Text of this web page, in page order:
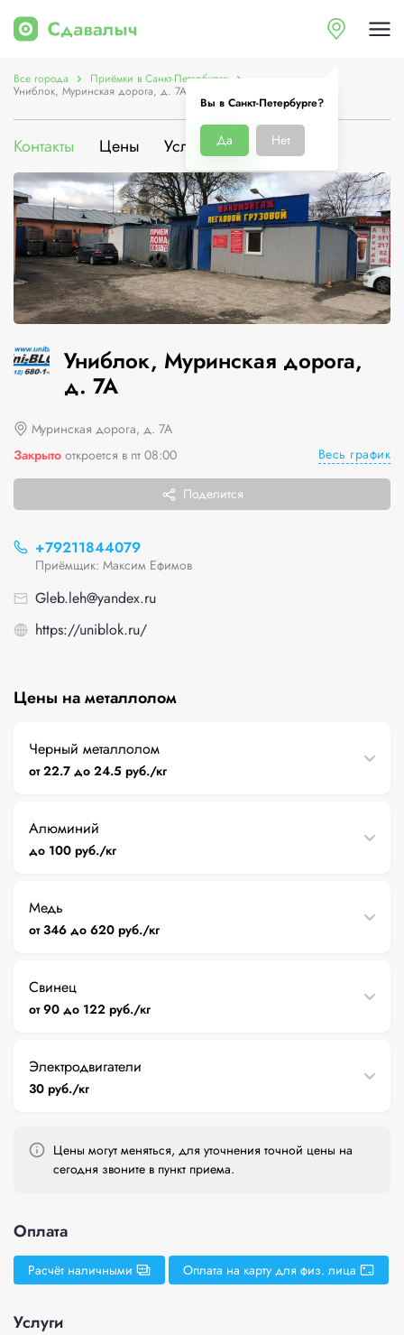
Вы в Санкт-Петербурге?
Да Нет
Все города Приёмки в Санкт-Петербурге
Униблок, Муринская дорога, д. 7А
Контакты Цены Услуги О компании
Униблок, Муринская дорога,
д. 7А
Муринская дорога, д. 7А
Закрыто откроется в пт 08:00 Весь график
Поделится
+79211844079
Приёмщик: Максим Ефимов
Gleb.leh@yandex.ru
https://uniblok.ru/
Цены на металлолом
Черный металлолом
от 22.7 до 24.5 руб./кг
Алюминий
до 100 руб./кг
Медь
от 346 до 620 руб./кг
Свинец
от 90 до 122 руб./кг
Электродвигатели
30 руб./кг
Цены могут меняться, для уточнения точной цены на
сегодня звоните в пункт приема.
Оплата
Расчёт наличными Оплата на карту для физ. лица
Услуги